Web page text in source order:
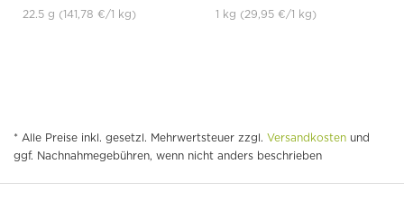
22.5 g (141,78 €/1 kg) 1 kg (29,95 €/1 kg)
* Alle Preise inkl. gesetzl. Mehrwertsteuer zzgl. Versandkosten und
ggf. Nachnahmegebühren, wenn nicht anders beschrieben